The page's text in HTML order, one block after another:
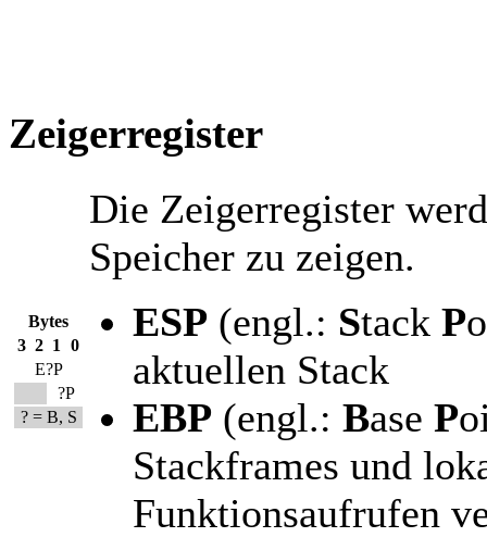
Zeigerregister
Bytes
3 2 1
0
E?P
?P
? = B, S
Die Zeigerregister
Speicher zu zeigen.
ESP (engl.: Stack P
aktuellen Stack
EBP (engl.: Base P
Stackframes und
Funktionsaufrufen